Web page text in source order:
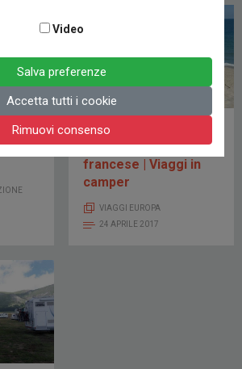
rotte
In bicicletta sulla
costa atlantica
francese | Viaggi in
camper
VIAGGI EUROPA
24 APRILE 2017
Video
Salva preferenze
Accetta tutti i cookie
Rimuovi consenso